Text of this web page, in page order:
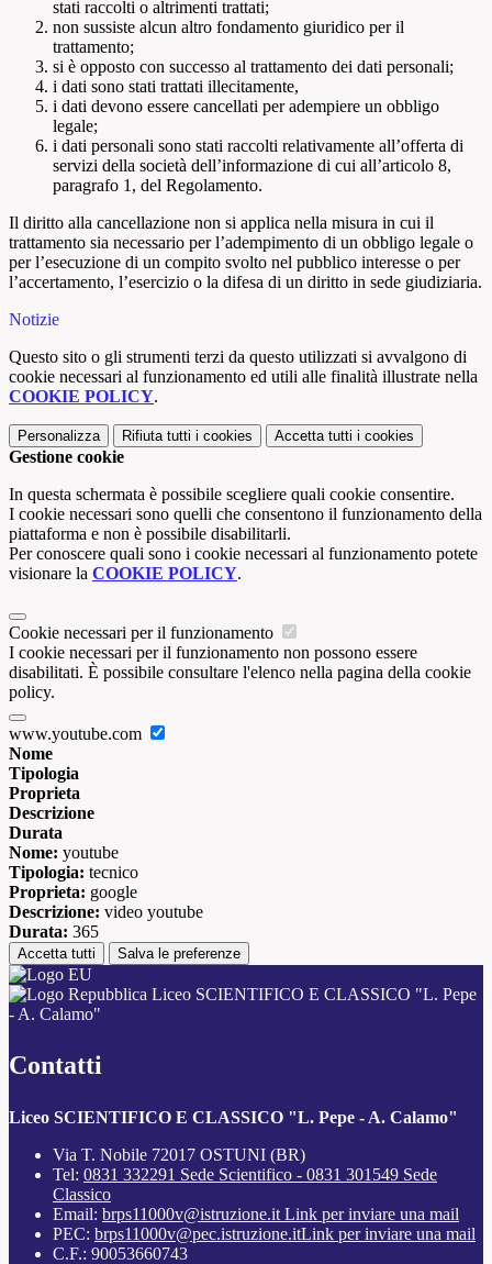
stati raccolti o altrimenti trattati;
non sussiste alcun altro fondamento giuridico per il
trattamento;
si è opposto con successo al trattamento dei dati personali;
i dati sono stati trattati illecitamente,
i dati devono essere cancellati per adempiere un obbligo
legale;
i dati personali sono stati raccolti relativamente all’offerta di
servizi della società dell’informazione di cui all’articolo 8,
paragrafo 1, del Regolamento.
Il diritto alla cancellazione non si applica nella misura in cui il
trattamento sia necessario per l’adempimento di un obbligo legale o
per l’esecuzione di un compito svolto nel pubblico interesse o per
l’accertamento, l’esercizio o la difesa di un diritto in sede giudiziaria.
Notizie
Questo sito o gli strumenti terzi da questo utilizzati si avvalgono di
cookie necessari al funzionamento ed utili alle finalità illustrate nella
COOKIE POLICY.
Personalizza Rifiuta tutti i cookies Accetta tutti i cookies
Gestione cookie
In questa schermata è possibile scegliere quali cookie consentire.
I cookie necessari sono quelli che consentono il funzionamento della
piattaforma e non è possibile disabilitarli.
Per conoscere quali sono i cookie necessari al funzionamento potete
visionare la COOKIE POLICY.
Cookie necessari per il funzionamento
I cookie necessari per il funzionamento non possono essere
disabilitati. È possibile consultare l'elenco nella pagina della cookie
policy.
www.youtube.com
Nome
Tipologia
Proprieta
Descrizione
Durata
Nome: youtube
Tipologia: tecnico
Proprieta: google
Descrizione: video youtube
Durata: 365
Accetta tutti Salva le preferenze
Liceo SCIENTIFICO E CLASSICO "L. Pepe
- A. Calamo"
Contatti
Liceo SCIENTIFICO E CLASSICO "L. Pepe - A. Calamo"
Via T. Nobile 72017 OSTUNI (BR)
Tel: 0831 332291 Sede Scientifico - 0831 301549 Sede
Classico
Email: brps11000v@istruzione.it Link per inviare una mail
PEC: brps11000v@pec.istruzione.itLink per inviare una mail
C.F.: 90053660743